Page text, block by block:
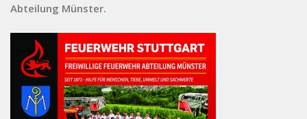
Abteilung Münster.